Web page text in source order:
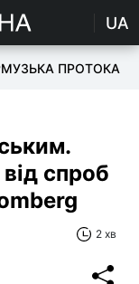
UA
ПРОТОКА
спроб
2 хв